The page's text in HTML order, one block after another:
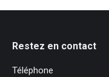
Restez en contact
Téléphone